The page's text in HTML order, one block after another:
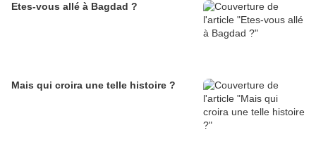
Etes-vous allé à Bagdad ?
Mais qui croira une telle histoire ?